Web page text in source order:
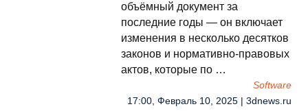
объёмный документ за
последние годы — он включает
изменения в несколько десятков
законов и нормативно-правовых
актов, которые по …
Software
17:00, Февраль 10, 2025 | 3dnews.ru